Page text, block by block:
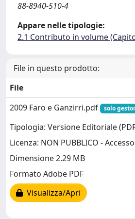
88-8940-510-4
Appare nelle tipologie:
2.1 Contributo in volume
File in questo prodotto:
File
2009 Faro e Ganzirri.pdf
solo
Tipologia: Versione Editoriale
Licenza: NON PUBBLICO -
Dimensione 2.29 MB
Formato Adobe PDF
Visualizza/Apri